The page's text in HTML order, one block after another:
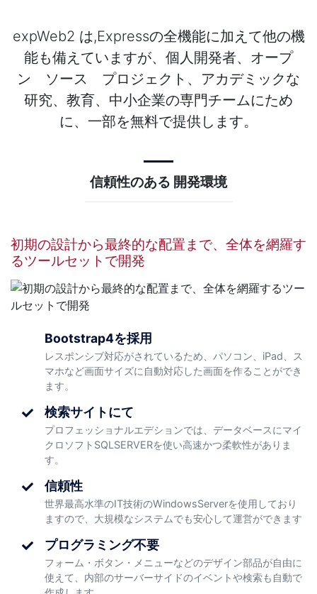
expWeb2 は,Expressの全機能に加えて他の機
能も備えていますが、個人開発者、オープ
ン ソース プロジェクト、アカデミックな
研究、教育、中小企業の専門チームにため
に、一部を無料で提供します。
信頼性のある 開発環境
初期の設計から最終的な配置まで、全体を網羅す
るツールセットで開発
Bootstrap4を採用
レスポンシブ対応がされているため、パソコン、iPad、ス
マホなど画面サイズに自動対応した画面を作ることができ
ます。
検索サイトにて
プロフェッショナルエデションでは、データベースにマイ
クロソフトSQLSERVERを使い高速かつ柔軟性がありま
す。
信頼性
世界最高水準のIT技術のWindowsServerを使用しており
ますので、大規模なシステムでも安心して運営ができます
プログラミング不要
フォーム・ボタン・メニューなどのデザイン部品が自由に
使えて、内部のサーバーサイドのイベントや検索も自動で